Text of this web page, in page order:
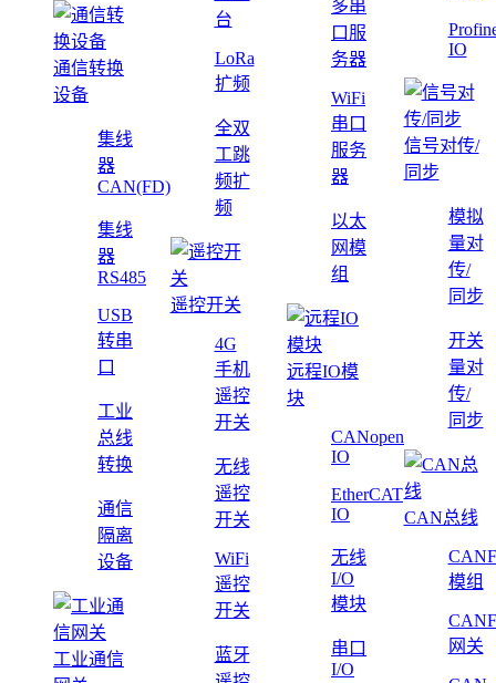
通信转换
设备
集线
器
CAN(FD)
集线
器
RS485
USB
转串
口
工业
总线
转换
通信
隔离
设备
工业通信
台
LoRa
扩频
全双
工跳
频扩
频
遥控开关
4G
手机
遥控
开关
无线
遥控
开关
WiFi
遥控
开关
蓝牙
多串
口服
务器
WiFi
串口
服务
器
以太
网模
组
远程IO模
块
CANopen
IO
EtherCAT
IO
无线
I/O
模块
串口
I/O
IO
信号对传/
同步
模拟
量对
传/
同步
开关
量对
传/
同步
CAN总线
模组
网关